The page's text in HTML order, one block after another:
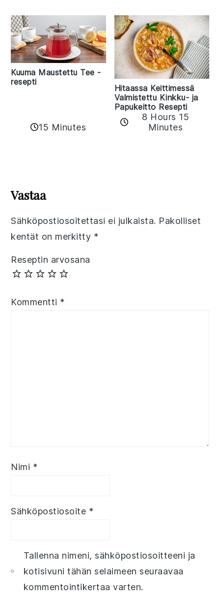
Kuuma Maustettu Tee -
resepti
15 Minutes
Hitaassa Keittimessä
Valmistettu Kinkku- ja
Papukeitto Resepti
8 Hours 15
Minutes
Interactions
Vastaa
Sähköpostiosoitettasi ei julkaista. Pakolliset
kentät on merkitty *
Reseptin arvosana
Kommentti *
Nimi *
Sähköpostiosoite *
Tallenna nimeni, sähköpostiosoitteeni ja
kotisivuni tähän selaimeen seuraavaa
kommentointikertaa varten.